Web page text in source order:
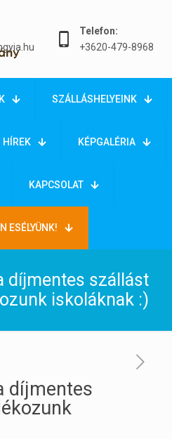
Telefon:
+3620-479-8968
SZÁLLÁSHELYEINK
HÍREK KÉPGALÉRIA
KAPCSOLAT
ESÉLYÜNK!
díjmentes szállást
iskoláknak :)
díjmentes